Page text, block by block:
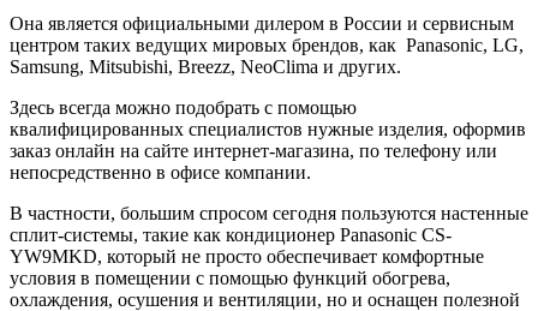
Она является официальными дилером в России и сервисным
центром таких ведущих мировых брендов, как Panasonic, LG,
Samsung, Mitsubishi, Breezz, NeoClima и других.
Здесь всегда можно подобрать с помощью
квалифицированных специалистов нужные изделия, оформив
заказ онлайн на сайте интернет-магазина, по телефону или
непосредственно в офисе компании.
В частности, большим спросом сегодня пользуются настенные
сплит-системы, такие как кондиционер Panasonic CS-
YW9MKD, который не просто обеспечивает комфортные
условия в помещении с помощью функций обогрева,
охлаждения, осушения и вентиляции, но и оснащен полезной